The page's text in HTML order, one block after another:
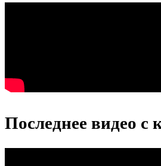
Последнее видео с